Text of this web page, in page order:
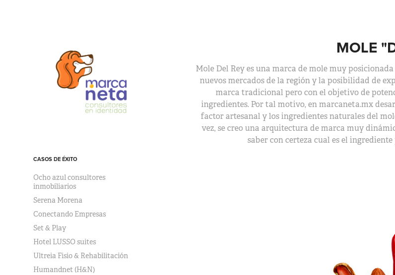
CASOS DE ÉXITO
Ocho azul consultores
inmobiliarios
Serena Morena
Conectando Empresas
Set & Play
Hotel LUSSO suites
Ultreia Fisio & Rehabilitación
Humandnet (H&N)
MOLE
Mole Del Rey es una marca de mole muy
nuevos mercados de la región y la posibilidad de
marca tradicional pero con el objetivo de
ingredientes. Por tal motivo, en marcaneta.mx
factor artesanal y los ingredientes naturales del
vez, se creo una arquitectura de marca muy
saber con certeza cual es el